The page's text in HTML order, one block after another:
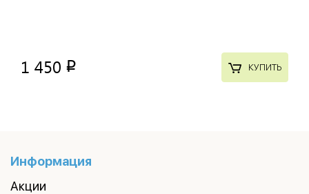
1 450 p КУПИТЬ
Информация
Акции